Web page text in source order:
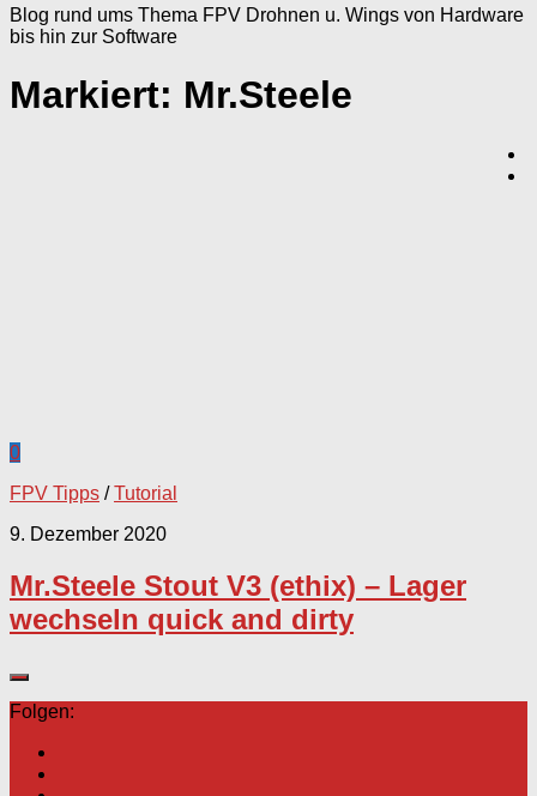
Blog rund ums Thema FPV Drohnen u. Wings von Hardware
bis hin zur Software
Markiert: Mr.Steele
0
FPV Tipps /Tutorial
9. Dezember 2020
Mr.Steele Stout V3 (ethix) – Lager
wechseln quick and dirty
Folgen: